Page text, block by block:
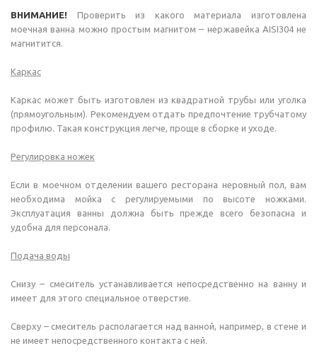
ВНИМАНИЕ! Проверить из какого материала изготовлена
моечная ванна можно простым магнитом – нержавейка AISI304 не
магнитится.
Каркас
Каркас может быть изготовлен из квадратной трубы или уголка
(прямоугольным). Рекомендуем отдать предпочтение трубчатому
профилю. Такая конструкция легче, проще в сборке и уходе.
Регулировка ножек
Если в моечном отделении вашего ресторана неровный пол, вам
необходима мойка с регулируемыми по высоте ножками.
Эксплуатация ванны должна быть прежде всего безопасна и
удобна для персонала.
Подача воды
Снизу – смеситель устанавливается непосредственно на ванну и
имеет для этого специальное отверстие.
Сверху – смеситель располагается над ванной, например, в стене и
не имеет непосредственного контакта с ней.